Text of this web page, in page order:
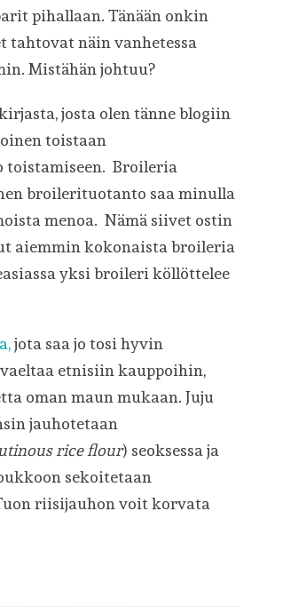
pihallaan. Tänään onkin
tahtovat näin vanhetessa
Mistähän johtuu?
josta olen tänne blogiin
toistaan
toistamiseen. Broileria
broilerituotanto saa minulla
menoa. Nämä siivet ostin
aiemmin kokonaista broileria
yksi broileri köllöttelee
jota saa jo tosi hyvin
etnisiin kauppoihin,
oman maun mukaan. Juju
jauhotetaan
rice flour) seoksessa ja
sekoitetaan
riisijauhon voit korvata